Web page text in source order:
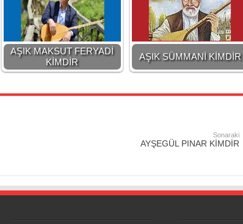
AŞIK MAKSUT FERYADİ
KİMDİR
AŞIK SÜMMANİ KİMDİR
Sonaraki
AYŞEGÜL PINAR KİMDİR